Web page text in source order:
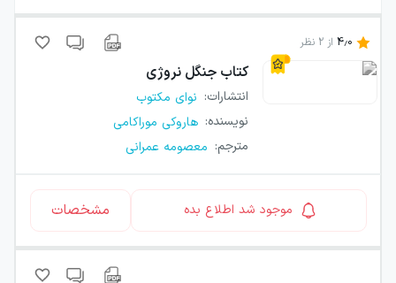
4.0 از2 نظر
کتاب جنگل نروژی
انتشارات: نوای مکتوب
نویسنده: هاروکی موراکامی
مترجم: معصومه عمرانی
موجود شد اطلاع بده مشخصات